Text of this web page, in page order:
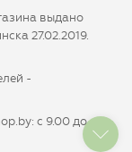
выдано
27.02.2019.
-
с 9.00 до